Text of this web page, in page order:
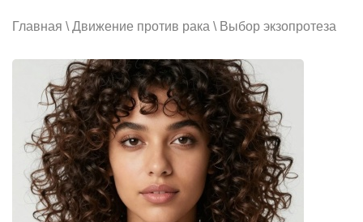
Главная \ Движение против рака \ Выбор экзопротеза